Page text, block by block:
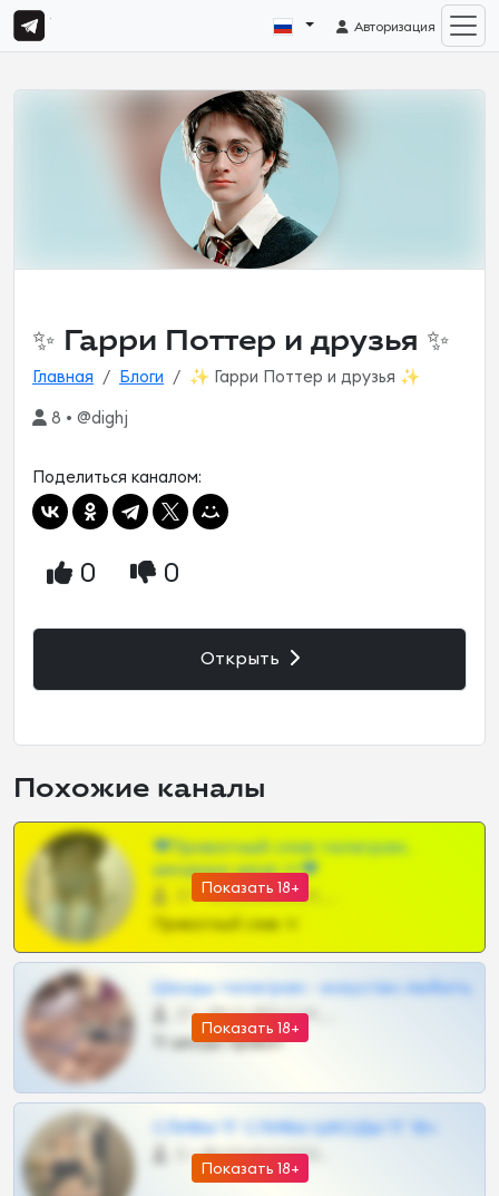
Авторизация
✨ Гарри Поттер и друзья ✨
Главная Блоги ✨ Гарри Поттер и друзья ✨
8 • @dighj
Поделиться каналом:
0 0
Открыть
Похожие каналы
Показать 18+
❤Приватный слив телеграм,
шкодных шкур тг❤
57 •
Приватный слив тг
Показать 18+
Шкоды телеграм - искуство любить
27 •
Тг шкоды приват
Показать 18+
СЛИВЫ ТГ СЛИВЫ ШКОДЫ ТГ 18+
0 •